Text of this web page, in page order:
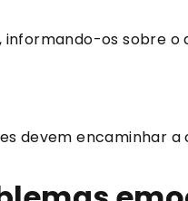
os sobre o
devem encaminhar